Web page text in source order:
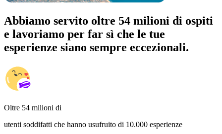
Abbiamo servito oltre 54 milioni di ospiti
e lavoriamo per far sì che le tue
esperienze siano sempre eccezionali.
Oltre 54 milioni di
utenti soddifatti che hanno usufruito di 10.000 esperienze